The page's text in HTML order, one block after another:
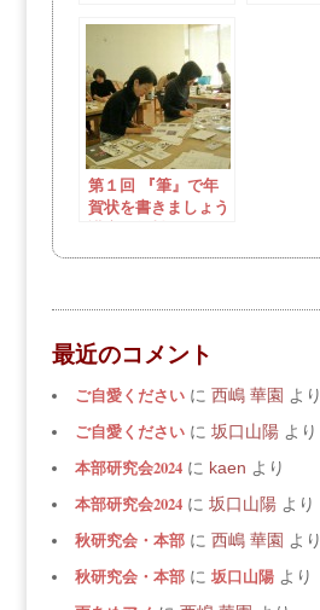
第１回 『筆』で年
賀状を書きましょう
最近のコメント
ご自愛くださいに 西嶋 華園 より
ご自愛くださいに 坂口山陽より
本部研究会2024に kaen より
本部研究会2024に 坂口山陽より
秋研究会・本部に 西嶋 華園 より
秋研究会・本部に 坂口山陽より